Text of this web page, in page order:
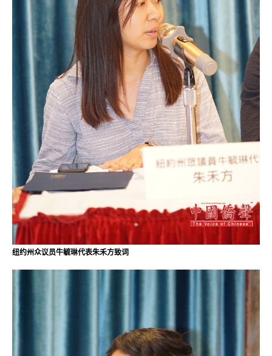
纽约州众议员牛毓琳代表朱禾方致词